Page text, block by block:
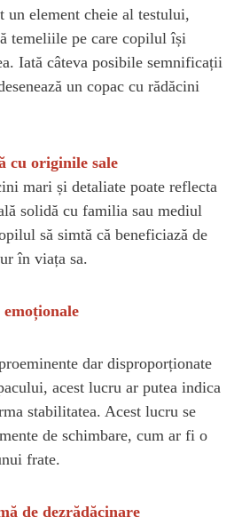
un element cheie al testului,
temeliile pe care copilul își
Iată câteva posibile semnificații
un copac cu rădăcini
cu originile sale
mari și detaliate poate reflecta
solidă cu familia sau mediul
să simtă că beneficiază de
în viața sa.
dar disproporționate
acest lucru ar putea indica
stabilitatea. Acest lucru se
de schimbare, cum ar fi o
frate.
de dezrădăcinare